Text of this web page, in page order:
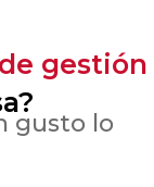
gestión
gusto lo